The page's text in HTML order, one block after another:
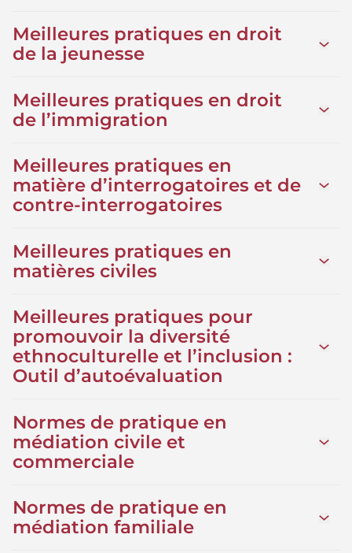
Meilleures pratiques en droit
de la jeunesse
Meilleures pratiques en droit
de l’immigration
Meilleures pratiques en
matière d’interrogatoires et de
contre-interrogatoires
Meilleures pratiques en
matières civiles
Meilleures pratiques pour
promouvoir la diversité
ethnoculturelle et l’inclusion :
Outil d’autoévaluation
Normes de pratique en
médiation civile et
commerciale
Normes de pratique en
médiation familiale